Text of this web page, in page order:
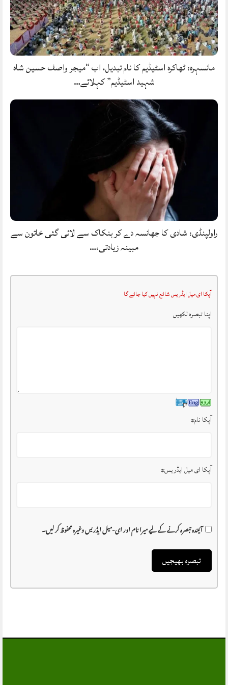
مانسہرہ: ٹھاکرہ اسٹیڈیم کا نام تبدیل، اب “میجر واصف حسین شاہ
شہید اسٹیڈیم” کہلائے…
راولپنڈی: شادی کا جھانسہ دے کر بنکاک سے لائی گئی خاتون سے
مبینہ زیادتی،…
آپکا ای میل ایڈریس شائع نہیں کیا جائے گا
اپنا تبصرہ لکھیں
آپکا نام*
آپکا ای میل ایڈریس*
آئیندہ تبصرہ کرنے کے لیے میرا نام اور ای-میل ایڈریس وغیرہ محفوظ کر لیں۔